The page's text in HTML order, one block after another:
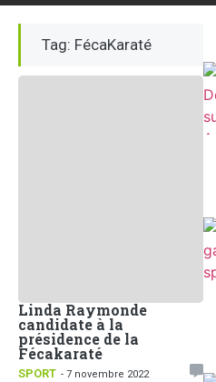
Tag: FécaKaraté
Linda Raymonde
candidate à la
présidence de la
Fécakaraté
SPORT - 7 novembre 2022